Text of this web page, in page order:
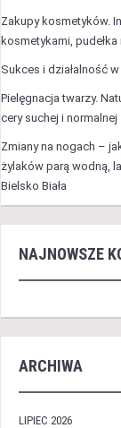
Zakupy kosmetyków.
kosmetykami,
Sukces i działalność
Pielęgnacja twarzy.
cery suchej i normalnej
Zmiany na nogach –
żylaków parą wodną,
Bielsko Biała
NAJNOWSZE
ARCHIWA
LIPIEC 2026